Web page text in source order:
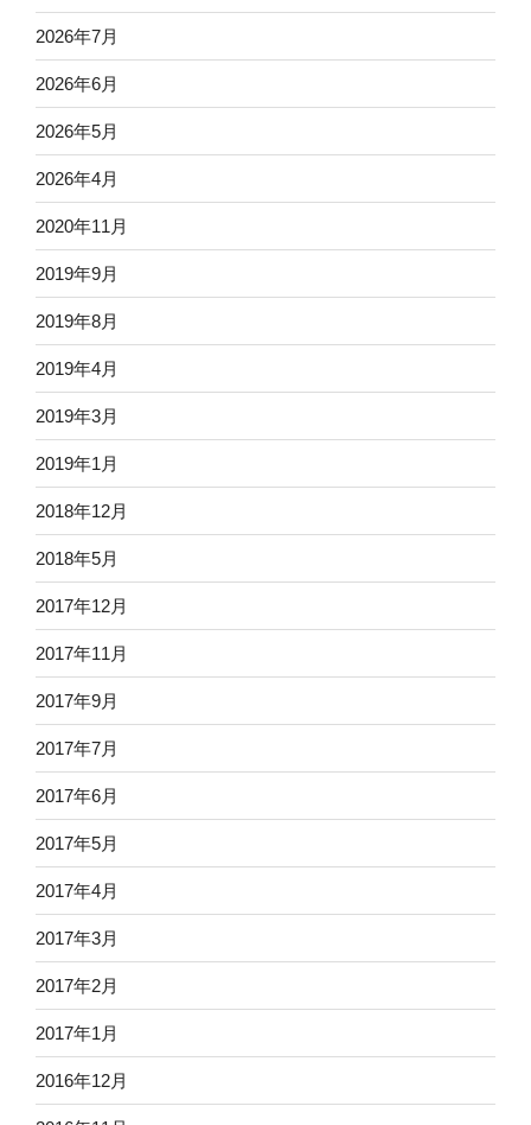
2026年7月
2026年6月
2026年5月
2026年4月
2020年11月
2019年9月
2019年8月
2019年4月
2019年3月
2019年1月
2018年12月
2018年5月
2017年12月
2017年11月
2017年9月
2017年7月
2017年6月
2017年5月
2017年4月
2017年3月
2017年2月
2017年1月
2016年12月